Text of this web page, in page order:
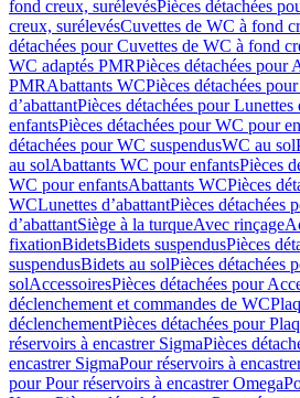
fond creux, surélevésPièces détachées
creux, surélevésCuvettes de WC à fond
détachées pour Cuvettes de WC à fond
WC adaptés PMRPièces détachées pour
PMRAbattants WCPièces détachées
d’abattantPièces détachées pour Lunettes
enfantsPièces détachées pour WC pour
détachées pour WC suspendusWC au sol
au solAbattants WC pour enfantsPièces
WC pour enfantsAbattants WCPièces
WCLunettes d’abattantPièces détachées
d’abattantSiège à la turqueAvec rinçage
fixationBidetsBidets suspendusPièces
suspendusBidets au solPièces détachées
solAccessoiresPièces détachées pour
déclenchement et commandes de WC
déclenchementPièces détachées pour
réservoirs à encastrer SigmaPièces
encastrer SigmaPour réservoirs à
pour Pour réservoirs à encastrer Omega